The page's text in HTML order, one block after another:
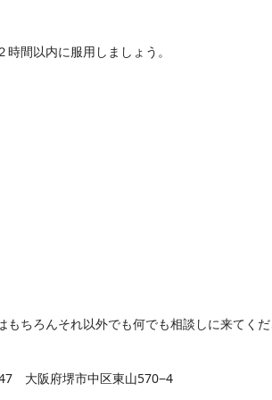
時間以内に服用しましょう。
もちろんそれ以外でも何でも相談しに来てく
大阪府堺市中区東山570−4